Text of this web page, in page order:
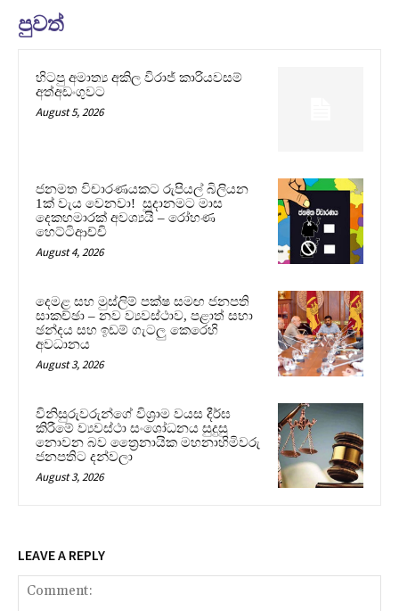
පුවත්
හිටපු අමාත්‍ය අකිල විරාජ් කාරියවසම්
අත්අඩංගුවට
August 5, 2026
ජනමත විචාරණයකට රුපියල් බිලියන
1ක් වැය වෙනවා! සූදානමට මාස
දෙකහමාරක් අවශ්‍යයි – රෝහණ
හෙට්ටිආච්චි
August 4, 2026
දෙමළ සහ මුස්ලිම් පක්ෂ සමඟ ජනපති
සාකච්ඡා – නව ව්‍යවස්ථාව, පළාත් සභා
ඡන්දය සහ ඉඩම් ගැටලු කෙරෙහි
අවධානය
August 3, 2026
විනිසුරුවරුන්ගේ විශ්‍රාම වයස දීර්ඝ
කිරීමේ ව්‍යවස්ථා සංශෝධනය සුදුසු
නොවන බව ත්‍රෛනායික මහනාහිමිවරු
ජනපතිට දන්වලා
August 3, 2026
LEAVE A REPLY